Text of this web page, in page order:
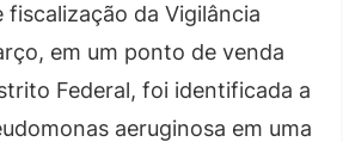
fiscalização da Vigilância
em um ponto de venda
Federal, foi identificada a
aeruginosa em uma